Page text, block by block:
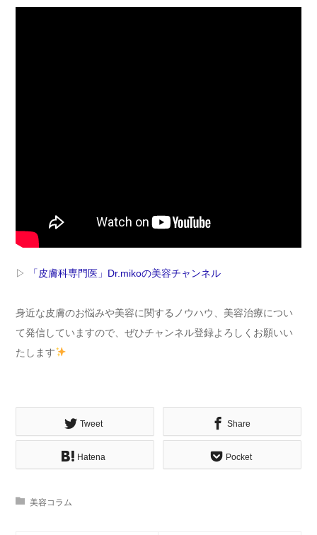
▷ 「皮膚科専門医」Dr.mikoの美容チャンネル
身近な皮膚のお悩みや美容に関するノウハウ、美容治療につい
て発信していますので、ぜひチャンネル登録よろしくお願いい
たします
Tweet Share
Hatena Pocket
美容コラム